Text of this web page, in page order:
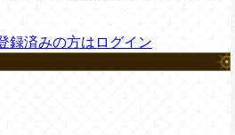
録済みの方はログイン